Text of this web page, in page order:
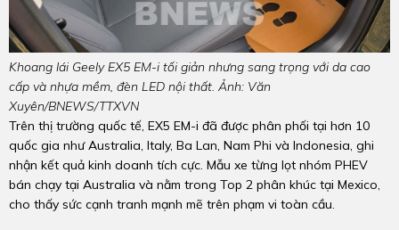
Khoang lái Geely EX5 EM-i tối giản nhưng sang trọng với da cao
cấp và nhựa mềm, đèn LED nội thất. Ảnh: Văn
Xuyên/BNEWS/TTXVN
Trên thị trường quốc tế, EX5 EM-i đã được phân phối tại hơn 10
quốc gia như Australia, Italy, Ba Lan, Nam Phi và Indonesia, ghi
nhận kết quả kinh doanh tích cực. Mẫu xe từng lọt nhóm PHEV
bán chạy tại Australia và nằm trong Top 2 phân khúc tại Mexico,
cho thấy sức cạnh tranh mạnh mẽ trên phạm vi toàn cầu.